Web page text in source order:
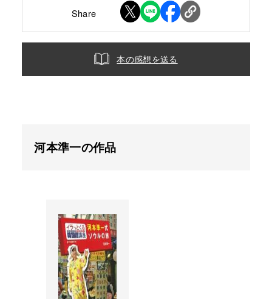
Share
本の感想を送る
河本準一の作品